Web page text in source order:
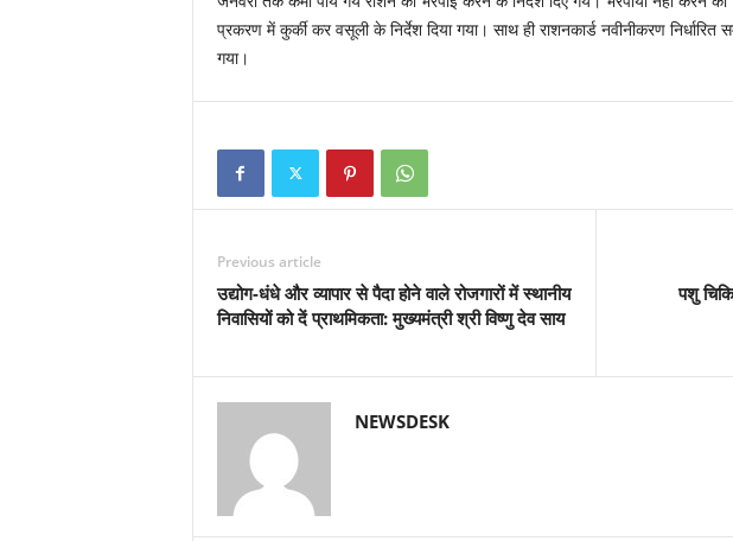
प्रकरण में कुर्की कर वसूली के निर्देश दिया गया। साथ ही राशनकार्ड नवीनीकरण निर्धारित
गया।
Previous article
उद्योग-धंधे और व्यापार से पैदा होने वाले रोजगारों में स्थानीय
निवासियों को दें प्राथमिकता: मुख्यमंत्री श्री विष्णु देव साय
पशु
NEWSDESK